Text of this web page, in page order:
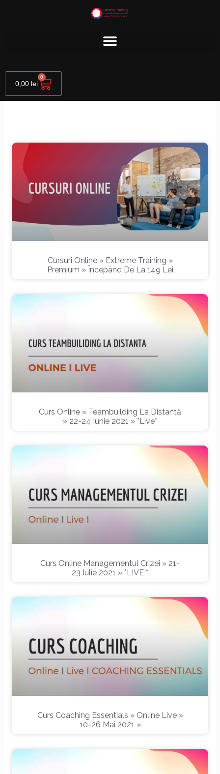
0,00 lei
0
Cart
Cursuri Online » Extreme Training »
Premium » Începând De La 149 Lei
Curs Online » Teambuilding La Distantă
» 22-24 Iunie 2021 » *Live*
Curs Online Managementul Crizei » 21-
23 Iulie 2021 » *LIVE *
Curs Coaching Essentials » Online Live »
10-26 Mai 2021 »